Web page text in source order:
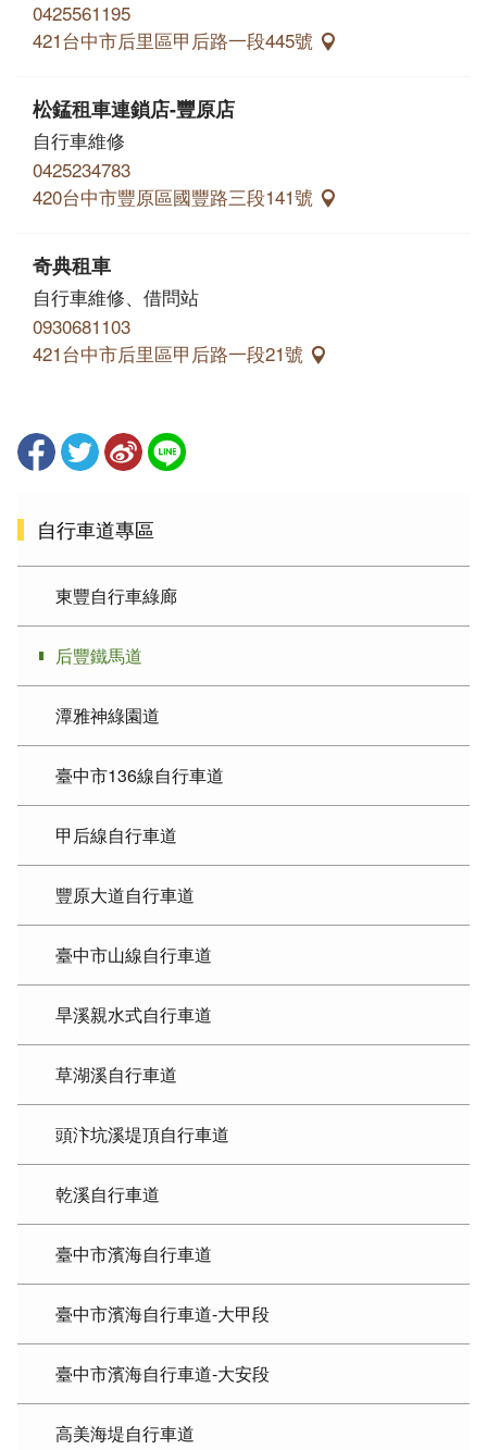
0425561195
421台中市后里區甲后路一段445號
松錳租車連鎖店-豐原店
自行車維修
0425234783
420台中市豐原區國豐路三段141號
奇典租車
自行車維修、借問站
0930681103
421台中市后里區甲后路一段21號
自行車道專區
東豐自行車綠廊
后豐鐵馬道
潭雅神綠園道
臺中市136線自行車道
甲后線自行車道
豐原大道自行車道
臺中市山線自行車道
旱溪親水式自行車道
草湖溪自行車道
頭汴坑溪堤頂自行車道
乾溪自行車道
臺中市濱海自行車道
臺中市濱海自行車道-大甲段
臺中市濱海自行車道-大安段
高美海堤自行車道